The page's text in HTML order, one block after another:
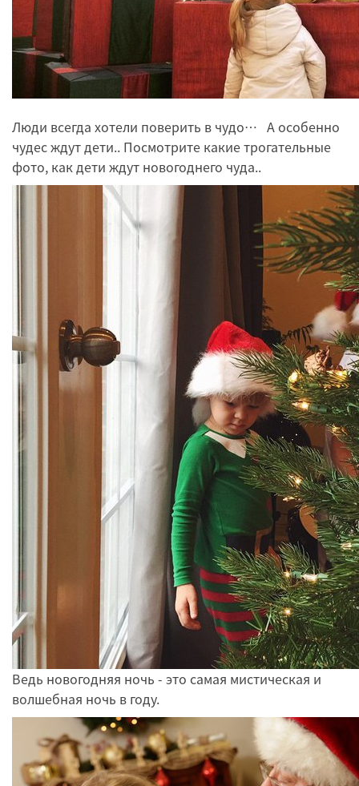
Люди всегда хотели поверить в чудо… А особенно
чудес ждут дети.. Посмотрите какие трогательные
фото, как дети ждут новогоднего чуда..
Ведь новогодняя ночь - это самая мистическая и
волшебная ночь в году.